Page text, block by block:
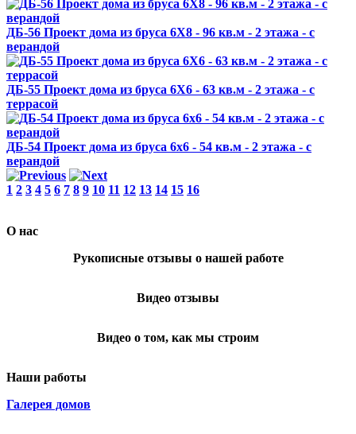
ДБ-56 Проект дома из бруса 6X8 - 96 кв.м - 2 этажа - с
верандой
ДБ-55 Проект дома из бруса 6X6 - 63 кв.м - 2 этажа - с
террасой
ДБ-54 Проект дома из бруса 6x6 - 54 кв.м - 2 этажа - с
верандой
1 2 3 4 5 6 7 8 9 10 11 12 13 14 15 16
О нас
Рукописные отзывы о нашей работе
Видео отзывы
Видео о том, как мы строим
Наши работы
Галерея домов